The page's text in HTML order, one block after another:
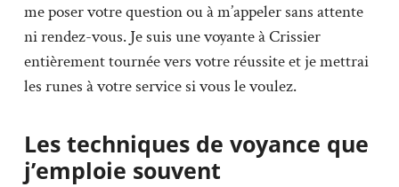
me poser votre question ou à m’appeler sans attente
ni rendez-vous. Je suis une voyante à Crissier
entièrement tournée vers votre réussite et je mettrai
les runes à votre service si vous le voulez.
Les techniques de voyance que
j’emploie souvent